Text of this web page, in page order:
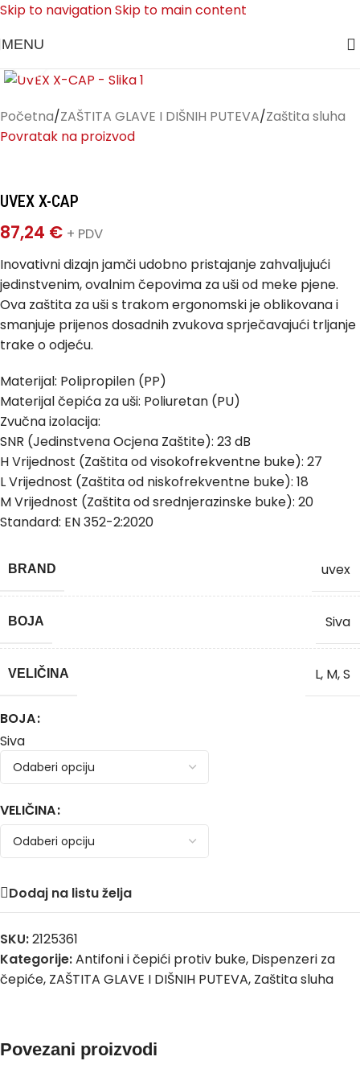
Skip to navigationSkip to main content
MENU
Početna/ZAŠTITA GLAVE I DIŠNIH PUTEVA/Zaštita sluha
Povratak na proizvod
UVEX X-CAP
87,24 € + PDV
Inovativni dizajn jamči udobno pristajanje zahvaljujući
jedinstvenim, ovalnim čepovima za uši od meke pjene.
Ova zaštita za uši s trakom ergonomski je oblikovana i
smanjuje prijenos dosadnih zvukova sprječavajući trljanje
trake o odjeću.
Materijal: Polipropilen (PP)
Materijal čepića za uši: Poliuretan (PU)
Zvučna izolacija:
SNR (Jedinstvena Ocjena Zaštite): 23 dB
H Vrijednost (Zaštita od visokofrekventne buke): 27
L Vrijednost (Zaštita od niskofrekventne buke): 18
M Vrijednost (Zaštita od srednjerazinske buke): 20
Standard: EN 352-2:2020
BRAND uvex
BOJA Siva
VELIČINA L, M,S
BOJA
Siva
VELIČINA
Dodaj na listu želja
SKU:2125361
Kategorije:Antifoni i čepići protiv buke, Dispenzeri za
čepiće, ZAŠTITA GLAVE I DIŠNIH PUTEVA, Zaštita sluha
Povezani proizvodi